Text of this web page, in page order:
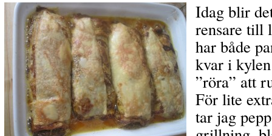
Idag blir
rensare till
har både
kvar i
”röra” att
För lite
tar jag